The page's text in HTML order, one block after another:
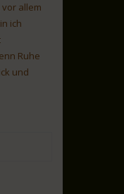
allem
ich
Ruhe
und